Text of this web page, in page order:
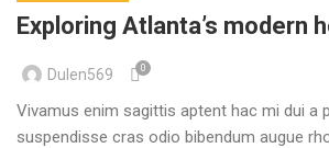
Exploring Atlanta’s modern
Dulen569 0
Vivamus enim sagittis aptent hac mi dui a
suspendisse cras odio bibendum augue